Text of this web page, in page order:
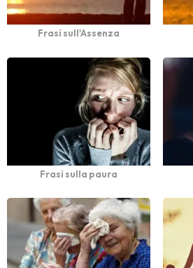
Frasi sull'Assenza
Frasi sulla paura